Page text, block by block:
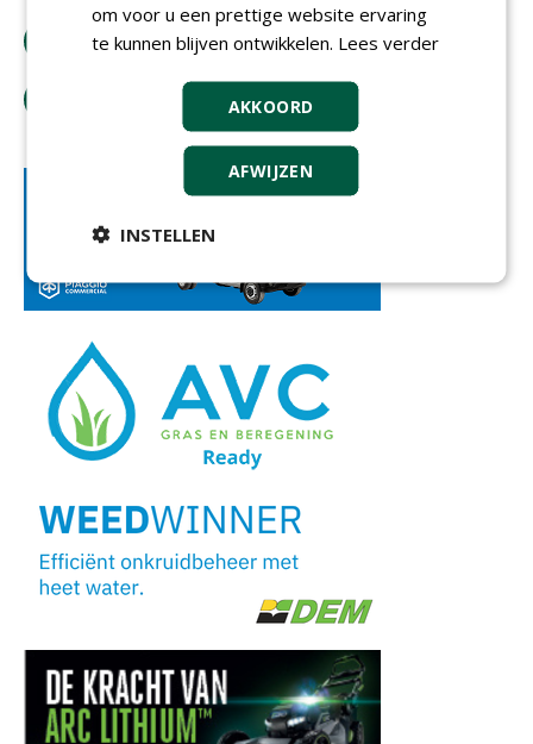
bestel tijdschrift
om voor u een prettige website ervaring
te kunnen blijven ontwikkelen. Lees verder
AKKOORD
AFWIJZEN
INSTELLEN